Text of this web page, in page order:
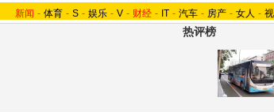
新闻 - 体育 - S - 娱乐 - V - 财经 - IT - 汽车 - 房产 - 女人 -
热评榜